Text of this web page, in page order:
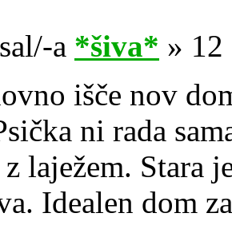
a *šiva* »
išče nov
ni rada
laježem. Stara
Idealen dom